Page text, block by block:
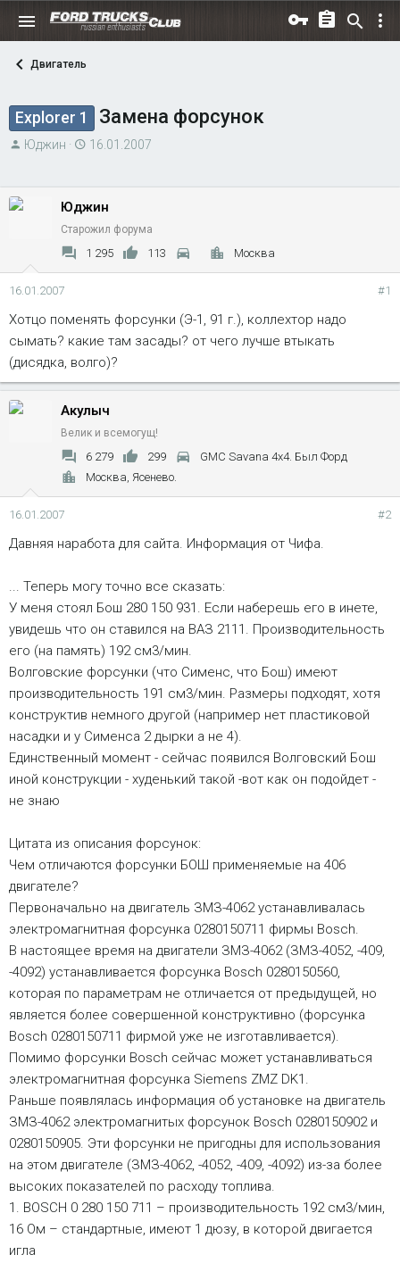
Двигатель
Explorer 1 Замена форсунок
А
Юджин
Д
а
ч
а
16.01.2007
Юджин
Старожил форума
1 295 113 Москва
16.01.2007 #1
Хотцо поменять форсунки (Э-1, 91 г.), коллехтор надо
сымать? какие там засады? от чего лучше втыкать
(дисядка, волго)?
Акулыч
Велик и всемогущ!
6 279 299
GMC Savana 4x4. Был Форд
Москва, Ясенево.
16.01.2007 #2
Давняя наработа для сайта. Информация от Чифа.
... Теперь могу точно все сказать:
У меня стоял Бош 280 150 931. Если наберешь его в инете,
увидешь что он ставился на ВАЗ 2111. Производительность
его (на память) 192 см3/мин.
Волговские форсунки (что Сименс, что Бош) имеют
производительность 191 см3/мин. Размеры подходят, хотя
конструктив немного другой (например нет пластиковой
насадки и у Сименса 2 дырки а не 4).
Единственный момент - сейчас появился Волговский Бош
иной конструкции - худенький такой -вот как он подойдет -
не знаю
Цитата из описания форсунок:
Чем отличаются форсунки БОШ применяемые на 406
двигателе?
Первоначально на двигатель ЗМЗ-4062 устанавливалась
электромагнитная форсунка 0280150711 фирмы Bosch.
В настоящее время на двигатели ЗМЗ-4062 (ЗМЗ-4052, -409,
-4092) устанавливается форсунка Bosch 0280150560,
которая по параметрам не отличается от предыдущей, но
является более совершенной конструктивно (форсунка
Bosch 0280150711 фирмой уже не изготавливается).
Помимо форсунки Bosch сейчас может устанавливаться
электромагнитная форсунка Siemens ZMZ DK1.
Раньше появлялась информация об установке на двигатель
ЗМЗ-4062 электромагнитых форсунок Bosch 0280150902 и
0280150905. Эти форсунки не пригодны для использования
на этом двигателе (ЗМЗ-4062, -4052, -409, -4092) из-за более
высоких показателей по расходу топлива.
1. BOSCH 0 280 150 711 – производительность 192 см3/мин,
16 Ом – стандартные, имеют 1 дюзу, в которой двигается
игла